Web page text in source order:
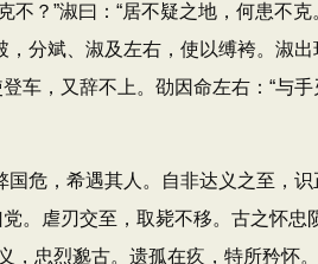
不？”淑曰：“居不疑之地，何患不
分斌、淑及左右，使以缚袴。淑
车，又辞不上。劭因命左右：“与
，希遇其人。自非达义之至，
。虐刃交至，取毙不移。古之怀
，忠烈邈古。遗孤在疚，特所矜怀